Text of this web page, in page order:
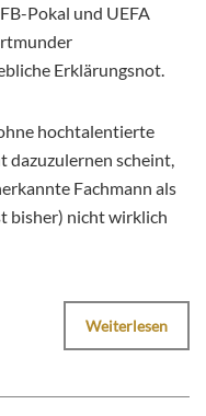
Pokal und UEFA
Erklärungsnot.
hochtalentierte
dazuzulernen scheint,
Fachmann als
bisher) nicht wirklich
Weiterlesen